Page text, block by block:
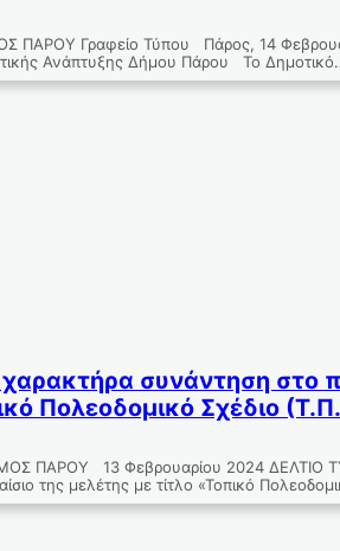
Γραφείο Τύπου Πάρος, 14
Ανάπτυξης Δήμου Πάρου Το
συνάντηση στο
Πολεοδομικό Σχέδιο
13 Φεβρουαρίου 2024 ΔΕΛΤΙΟ
της μελέτης με τίτλο «Τοπικό